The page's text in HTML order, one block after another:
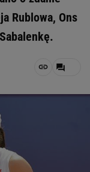
Rublowa, Ons